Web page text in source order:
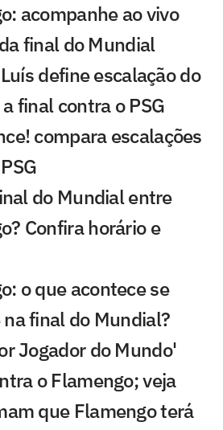
acompanhe ao vivo
final do Mundial
define escalação do
final contra o PSG
compara escalações
do Mundial entre
Confira horário e
o que acontece se
final do Mundial?
Jogador do Mundo'
o Flamengo; veja
que Flamengo terá